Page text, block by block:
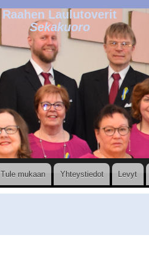
Raahen Laulutoverit
Sekakuoro
Tule mukaan Yhteystiedot Levyt